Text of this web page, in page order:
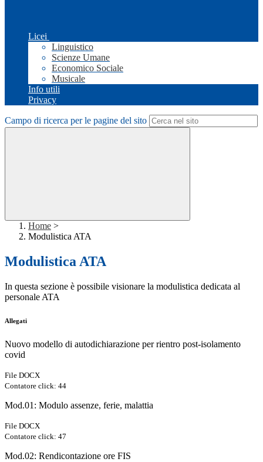
Licei
Linguistico
Scienze Umane
Economico Sociale
Musicale
Info utili
Privacy
Campo di ricerca per le pagine del sito
Home >
Modulistica ATA
Modulistica ATA
In questa sezione è possibile visionare la modulistica dedicata al
personale ATA
Allegati
Nuovo modello di autodichiarazione per rientro post-isolamento
covid
File DOCX
Contatore click: 44
Mod.01: Modulo assenze, ferie, malattia
File DOCX
Contatore click: 47
Mod.02: Rendicontazione ore FIS